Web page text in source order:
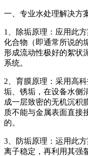
一、专业水处理解决方
1、除垢原理：应用此
化合物（即通常所说的
形成流动性极好的絮状
系统。
2、育膜原理：采用高
垢、锈垢，在设备水侧
成一层致密的无机沉积
质不能与金属表面直接
的。
3、防垢原理：运用此
离子稳定，再利用其强